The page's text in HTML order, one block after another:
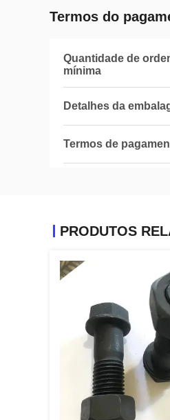
Termos do
Quantidade de
mínima
Detalhes da
Termos de